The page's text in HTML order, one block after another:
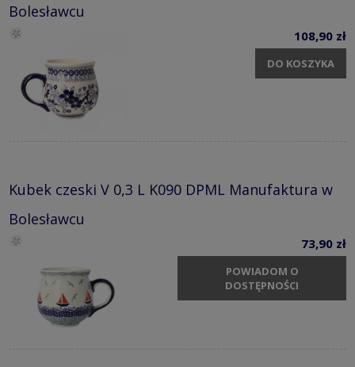
Bolesławcu
108,90 zł
DO KOSZYKA
Kubek czeski V 0,3 L K090 DPML Manufaktura w
Bolesławcu
73,90 zł
POWIADOM O
DOSTĘPNOŚCI